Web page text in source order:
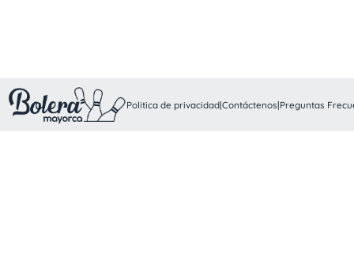
Politica de privacidad|Contáctenos|Preguntas